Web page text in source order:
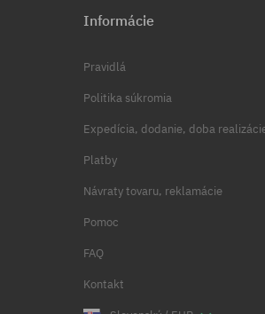
Informácie
Pravidlá
Politika súkromia
Expedícia, dodanie, doba
Platby
Návraty tovaru, reklamácie
Pomoc
FAQ
Kontakt